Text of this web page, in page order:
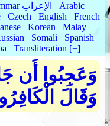
Grammar الإعراب
Arabic
Czech English
French
Korean
Malay
Somali
Spanish
Transliteration [+]
وَعَجِبُوا أَن
وَقَالَ